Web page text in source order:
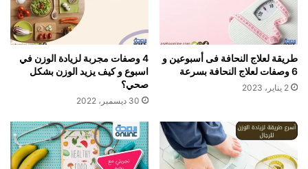
طريقة لعلاج النحافة فى أسبوعين و
6 وصفات لعلاج النحافة بسرعة
2 يناير، 2023
4 وصفات مجربة لزيادة الوزن في
اسبوع و كيف يزيد الوزن بشكل
صحي؟
30 ديسمبر، 2022